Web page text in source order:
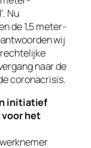
Nu
de 1,5 meter-
wij
naar de
coronacrisis.
initiatief
het